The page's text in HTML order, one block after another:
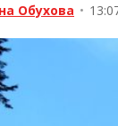
Обухова •